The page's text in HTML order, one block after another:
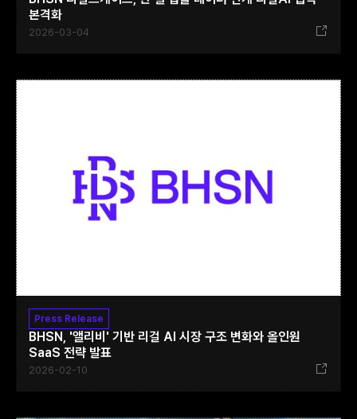
본격화
2026-03-04
Press Release
BHSN, '앨리비' 기반 리걸 AI 시장 구조 변화와 올인원
SaaS 전략 발표
2026-02-10